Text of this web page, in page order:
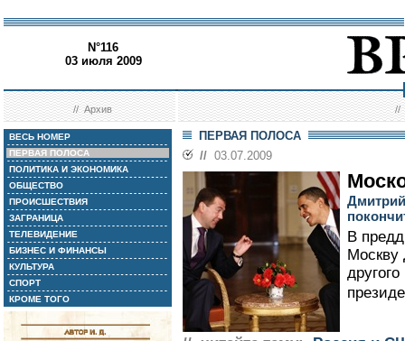
N°116
03 июля 2009
//Архив //
ВЕСЬ НОМЕР
ПЕРВАЯ ПОЛОСА
ПОЛИТИКА И ЭКОНОМИКА
ОБЩЕСТВО
ПРОИСШЕСТВИЯ
ЗАГРАНИЦА
ТЕЛЕВИДЕНИЕ
БИЗНЕС И ФИНАНСЫ
КУЛЬТУРА
СПОРТ
КРОМЕ ТОГО
ПЕРВАЯ ПОЛОСА
// 03.07.2009
В
Москву